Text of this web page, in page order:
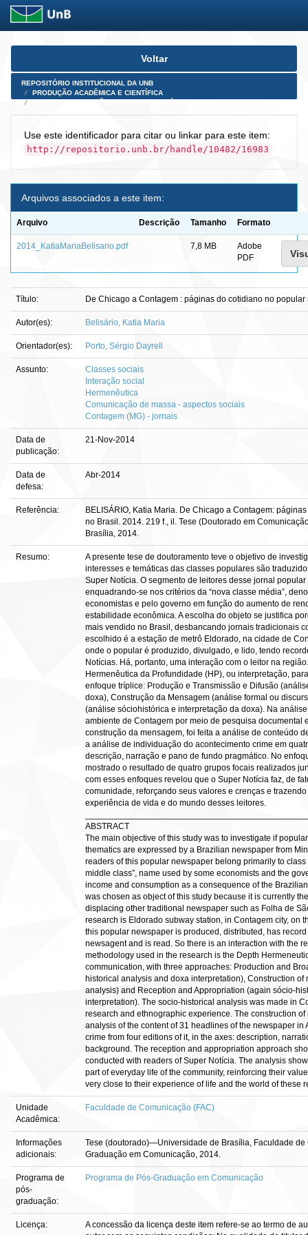
Skip
Voltar
REPOSITÓRIO INSTITUCIONAL DA UNB
PRODUÇÃO ACADÊMICA E CIENTÍFICA
Use este identificador para citar ou linkar para este item:
http://repositorio.unb.br/handle/10482/16983
Arquivos associados a este item:
Arquivo Descrição Tamanho Formato
2014_KatiaMariaBelisario.pdf 7,8 MB
Adobe
PDF
Título: De Chicago a Contagem : páginas do cotidiano no
Autor(es): Belisário, Katia Maria
Orientador(es): Porto, Sérgio Dayrell
Assunto:
Classes sociais
Interação social
Hermenêutica
Comunicação de massa - aspectos sociais
Contagem (MG) - jornais
Data de
publicação:
21-Nov-2014
Data de
defesa:
Abr-2014
Referência:
BELISÁRIO, Katia Maria. De Chicago a Contagem:
no Brasil. 2014. 219 f., il. Tese (Doutorado em
Brasília, 2014.
Resumo:
A presente tese de doutoramento teve o objetivo de
interesses e temáticas das classes populares são
Super Notícia. O segmento de leitores desse jornal
enquadrando-se nos critérios da “nova classe média”,
economistas e pelo governo em função do aumento de
estabilidade econômica. A escolha do objeto se justifica
mais vendido no Brasil, desbancando jornais tradicionais
escolhido é a estação de metrô Eldorado, na cidade de
onde o popular é produzido, divulgado, e lido, tendo
Notícias. Há, portanto, uma interação com o leitor na
Hermenêutica da Profundidade (HP), ou interpretação,
enfoque tríplice: Produção e Transmissão e Difusão
doxa), Construção da Mensagem (análise formal ou
(análise sóciohistórica e interpretação da doxa). Na
ambiente de Contagem por meio de pesquisa documental
construção da mensagem, foi feita a análise de conteúdo
a análise de individuação do acontecimento crime em
descrição, narração e pano de fundo pragmático. No
mostrado o resultado de quatro grupos focais realizados
com esses enfoques revelou que o Super Notícia faz, de
comunidade, reforçando seus valores e crenças e
experiência de vida e do mundo desses leitores.
ABSTRACT
The main objective of this study was to investigate if
thematics are expressed by a Brazilian newspaper from
readers of this popular newspaper belong primarily to class
middle class”, name used by some economists and the
income and consumption as a consequence of the
was chosen as object of this study because it is currently
displacing other traditional newspaper such as Folha de
research is Eldorado subway station, in Contagem city, on
this popular newspaper is produced, distributed, has
newsagent and is read. So there is an interaction with the
methodology used in the research is the Depth
communication, with three approaches: Production and
historical analysis and doxa interpretation), Construction of
analysis) and Reception and Appropriation (again sócio-
interpretation). The socio-historical analysis was made in
research and ethnographic experience. The construction
analysis of the content of 31 headlines of the newspaper
crime from four editions of it, in the axes: description,
background. The reception and appropriation approach
conducted with readers of Super Notícia. The analysis
part of everyday life of the community, reinforcing their
very close to their experience of life and the world of these
Unidade
Acadêmica:
Faculdade de Comunicação (FAC)
Informações
adicionais:
Tese (doutorado)—Universidade de Brasília, Faculdade de
Graduação em Comunicação, 2014.
Programa de
pós-
graduação:
Programa de Pós-Graduação em Comunicação
Licença:
A concessão da licença deste item refere-se ao termo de